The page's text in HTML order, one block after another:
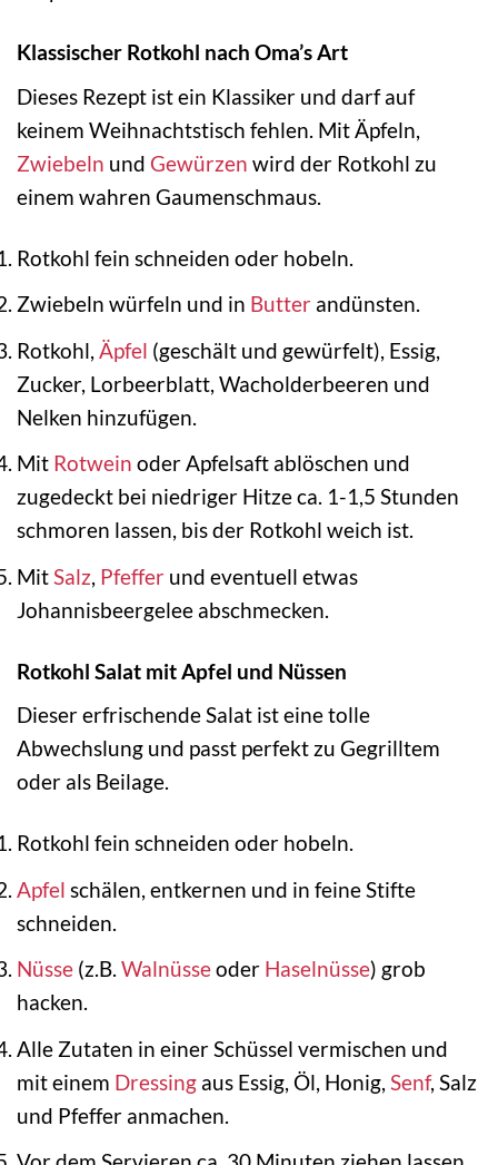
Klassischer Rotkohl nach Oma’s Art
Dieses Rezept ist ein Klassiker und darf auf
keinem Weihnachtstisch fehlen. Mit Äpfeln,
Zwiebeln und Gewürzen wird der Rotkohl zu
einem wahren Gaumenschmaus.
Rotkohl fein schneiden oder hobeln.
Zwiebeln würfeln und in Butter andünsten.
Rotkohl, Äpfel (geschält und gewürfelt), Essig,
Zucker, Lorbeerblatt, Wacholderbeeren und
Nelken hinzufügen.
Mit Rotwein oder Apfelsaft ablöschen und
zugedeckt bei niedriger Hitze ca. 1-1,5 Stunden
schmoren lassen, bis der Rotkohl weich ist.
MitSalz, Pfeffer und eventuell etwas
Johannisbeergelee abschmecken.
Rotkohl Salat mit Apfel und Nüssen
Dieser erfrischende Salat ist eine tolle
Abwechslung und passt perfekt zu Gegrilltem
oder als Beilage.
Rotkohl fein schneiden oder hobeln.
Apfel schälen, entkernen und in feine Stifte
schneiden.
Nüsse (z.B. Walnüsseoder Haselnüsse) grob
hacken.
Alle Zutaten in einer Schüssel vermischen und
mit einem Dressing aus Essig, Öl, Honig, Senf, Salz
und Pfeffer anmachen.